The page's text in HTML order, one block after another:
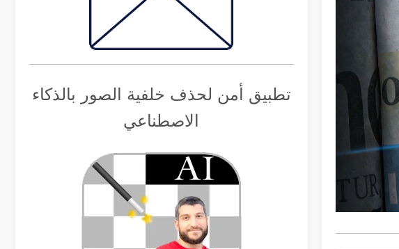
تطبيق أمن لحذف خلفية الصور بالذكاء
الاصطناعي